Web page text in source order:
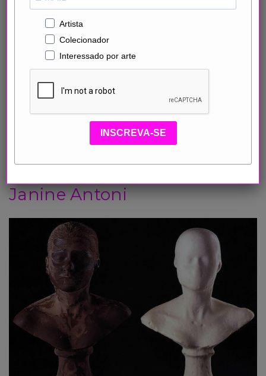
Janine Antoni
Artista
Colecionador
Interessado por arte
INSCREVA-SE